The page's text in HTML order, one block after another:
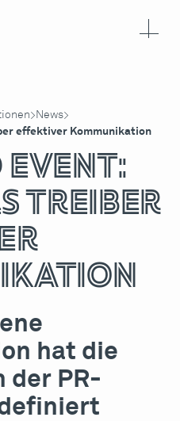
> News>
effektiver Kommunikation
Treiber
hat die
der PR-